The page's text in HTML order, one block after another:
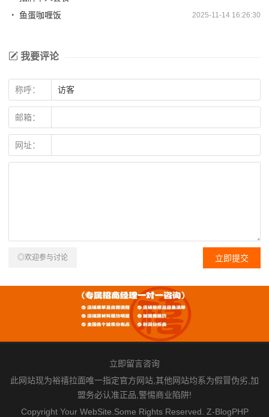
2025-11-14 16:26:30
鱼蛋咖喱饭
我要评论
称呼：
邮箱：
网址：
◎欢迎参与讨论
立即留言咨询
此网站现为裕禧拉面唯一指定官方网站,其他网站均系为假冒伪劣,加
盟务必认准正品,警惕商业陷阱!
Copyright Your WebSite.Some Rights Reserved. Z-BlogPHP